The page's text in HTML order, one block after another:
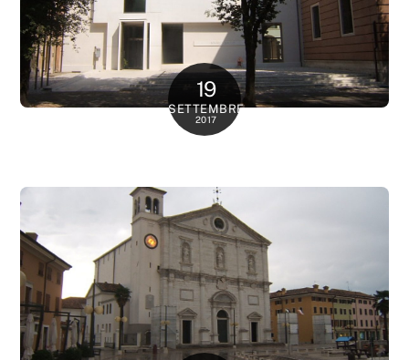
19
SETTEMBRE
2017